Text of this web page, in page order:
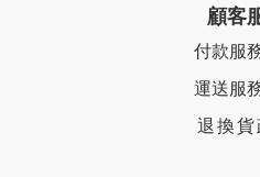
顧客
付款服
運送服
退換